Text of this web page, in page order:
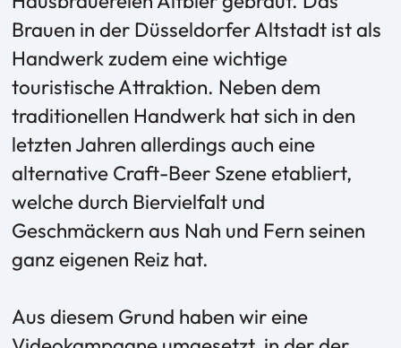
Brauen in der Düsseldorfer Altstadt ist als
Handwerk zudem eine wichtige
touristische Attraktion. Neben dem
traditionellen Handwerk hat sich in den
letzten Jahren allerdings auch eine
alternative Craft-Beer Szene etabliert,
welche durch Biervielfalt und
Geschmäckern aus Nah und Fern seinen
ganz eigenen Reiz hat.
Aus diesem Grund haben wir eine